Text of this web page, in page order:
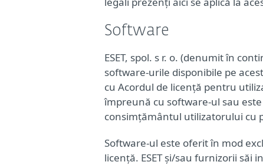
Software
ESET, spol. s r. o. (denumit în
software-urile disponibile pe
cu Acordul de licență pentru
împreună cu software-ul sau
consimțământul utilizatorului cu
Software-ul este oferit în mod
licență. ESET și/sau furnizorii